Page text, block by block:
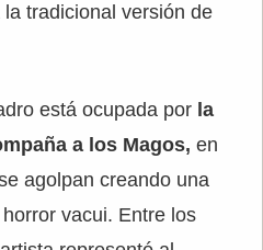
tradicional versión de
está ocupada por la
a los Magos, en
agolpan creando una
vacui. Entre los